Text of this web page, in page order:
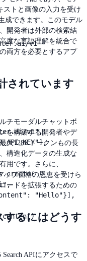
ストと画像の入力を受け
成できます。このモデル
開発者は外部の検索結
度な言語理解を統合で
両方を必要とするアプ
されています
チモーダルチャットボ
を構築する開発者やデ
大128Kトークンもの長
構造化データの生成な
用です。さらに、
ップ価格の恩恵を受けら
ードを拡張するための
するにはどうす
Search APIにアクセスで
v1
v1",
"Hello"}],